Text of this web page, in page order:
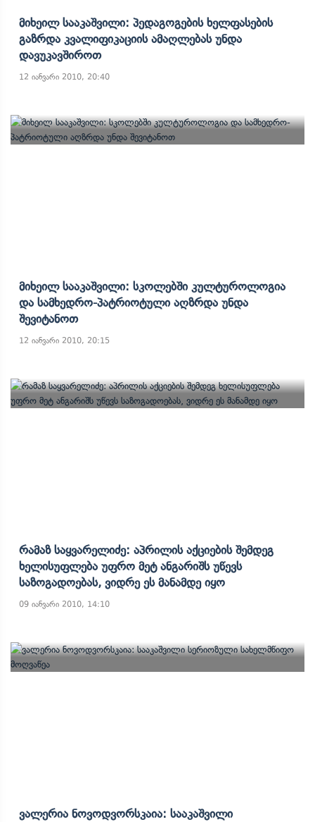
Მიხეილ Სააკაშვილი: Პედაგოგების Ხელფასების
Გაზრდა Კვალიფიკაციის Ამაღლებას Უნდა
Დავუკავშიროთ
12 იანვარი 2010, 20:40
Მიხეილ Სააკაშვილი: Სკოლებში Კულტუროლოგია
Და Სამხედრო-Პატრიოტული Აღზრდა Უნდა
Შევიტანოთ
12 იანვარი 2010, 20:15
Რამაზ Საყვარელიძე: Აპრილის Აქციების Შემდეგ
Ხელისუფლება Უფრო Მეტ Ანგარიშს Უწევს
Საზოგადოებას, Ვიდრე Ეს Მანამდე Იყო
09 იანვარი 2010, 14:10
Ვალერია Ნოვოდვორსკაია: Სააკაშვილი